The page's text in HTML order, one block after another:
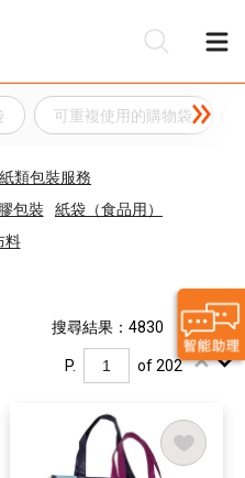
可重複使用的購物袋
紙類包裝服務
包裝
紙袋（食品用）
料
搜尋結果：4830
P. of 202